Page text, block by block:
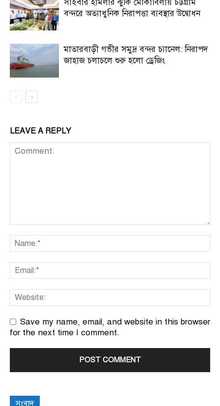
সাইবার হামলার ঝুঁকি মোকাবিলায় চট্টগ্রাম
বন্দরে অত্যাধুনিক নিরাপত্তা ব্যবস্থার উদ্বোধন
মাতারবাড়ী গভীর সমুদ্র বন্দর চ্যানেল: নিরাপদ
জাহাজ চলাচলে শুরু হলো ড্রেজিং
LEAVE A REPLY
Save my name, email, and website in this browser
for the next time I comment.
সংবাদ